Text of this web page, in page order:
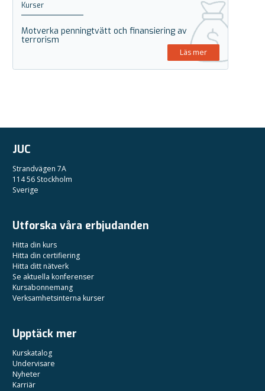
Kurser
Motverka penningtvätt och finansiering av
terrorism
Läs mer
JUC
Strandvägen 7A
114 56 Stockholm
Sverige
Utforska våra erbjudanden
Hitta din kurs
Hitta din certifiering
Hitta ditt nätverk
Se aktuella konferenser
Kursabonnemang
Verksamhetsinterna kurser
Upptäck mer
Kurskatalog
Undervisare
Nyheter
Karriär